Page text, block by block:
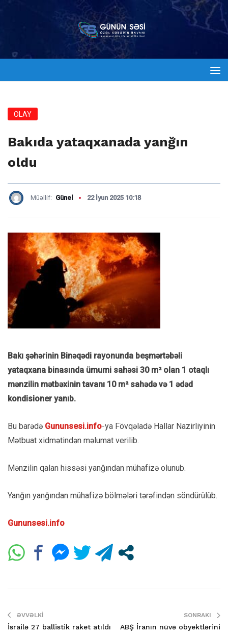
OLAY
Bakıda yataqxanada yanğın
oldu
Müəllif: Günel 22 İyun 2025 10:18
Bakı şəhərinin Binəqədi rayonunda beşmərtəbəli
yataqxana binasında ümumi sahəsi 30 m² olan 1 otaqlı
mənzilin mətbəxinin tavanı 10 m² sahədə və 1 ədəd
kondisioner yanıb.
Bu barədə Gununsesi.info-ya Fövqəladə Hallar Nazirliyinin
Mətbuat xidmətindən məlumat verilib.
Mənzilin qalan hissəsi yanğından mühafizə olunub.
Yanğın yanğından mühafizə bölmələri tərəfindən söndürülüb.
Gununsesi.info
ƏVVƏLKI
İsrailə 27 ballistik raket atıldı
SONRAKI
ABŞ İranın nüvə obyektlərini